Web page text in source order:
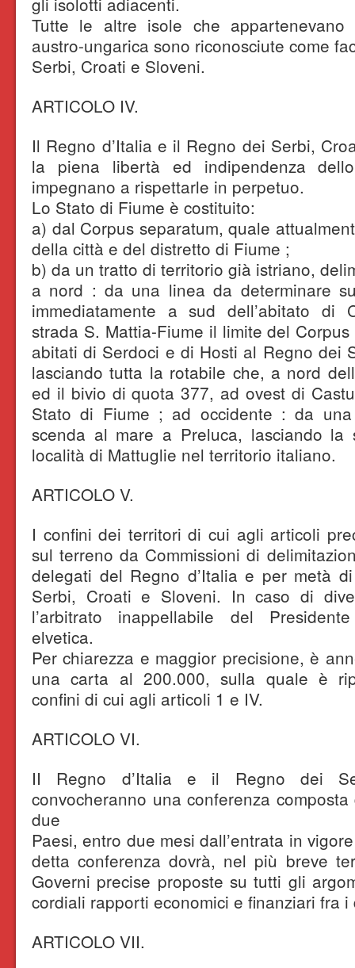
Tutte le altre isole che appartenevano
austro-ungarica sono riconosciute come
Serbi, Croati e Sloveni.
ARTICOLO IV.
Il Regno d’Italia e il Regno dei Serbi,
la piena libertà ed indipendenza
impegnano a rispettarle in perpetuo.
Lo Stato di Fiume è costituito:
a) dal Corpus separatum, quale
della città e del distretto di Fiume ;
b) da un tratto di territorio già istriano,
a nord : da una linea da determinare
immediatamente a sud dell’abitato di
strada S. Mattia-Fiume il limite del
abitati di Serdoci e di Hosti al Regno dei
lasciando tutta la rotabile che, a nord
ed il bivio di quota 377, ad ovest di
Stato di Fiume ; ad occidente : da
scenda al mare a Preluca, lasciando la
località di Mattuglie nel territorio italiano.
ARTICOLO V.
I confini dei territori di cui agli articoli
sul terreno da Commissioni di
delegati del Regno d’Italia e per metà
Serbi, Croati e Sloveni. In caso di
l’arbitrato inappellabile del
elvetica.
Per chiarezza e maggior precisione, è
una carta al 200.000, sulla quale è
confini di cui agli articoli 1 e IV.
ARTICOLO VI.
II Regno d’Italia e il Regno dei
convocheranno una conferenza
due
Paesi, entro due mesi dall’entrata in
detta conferenza dovrà, nel più breve
Governi precise proposte su tutti gli
cordiali rapporti economici e finanziari fra i
ARTICOLO VII.